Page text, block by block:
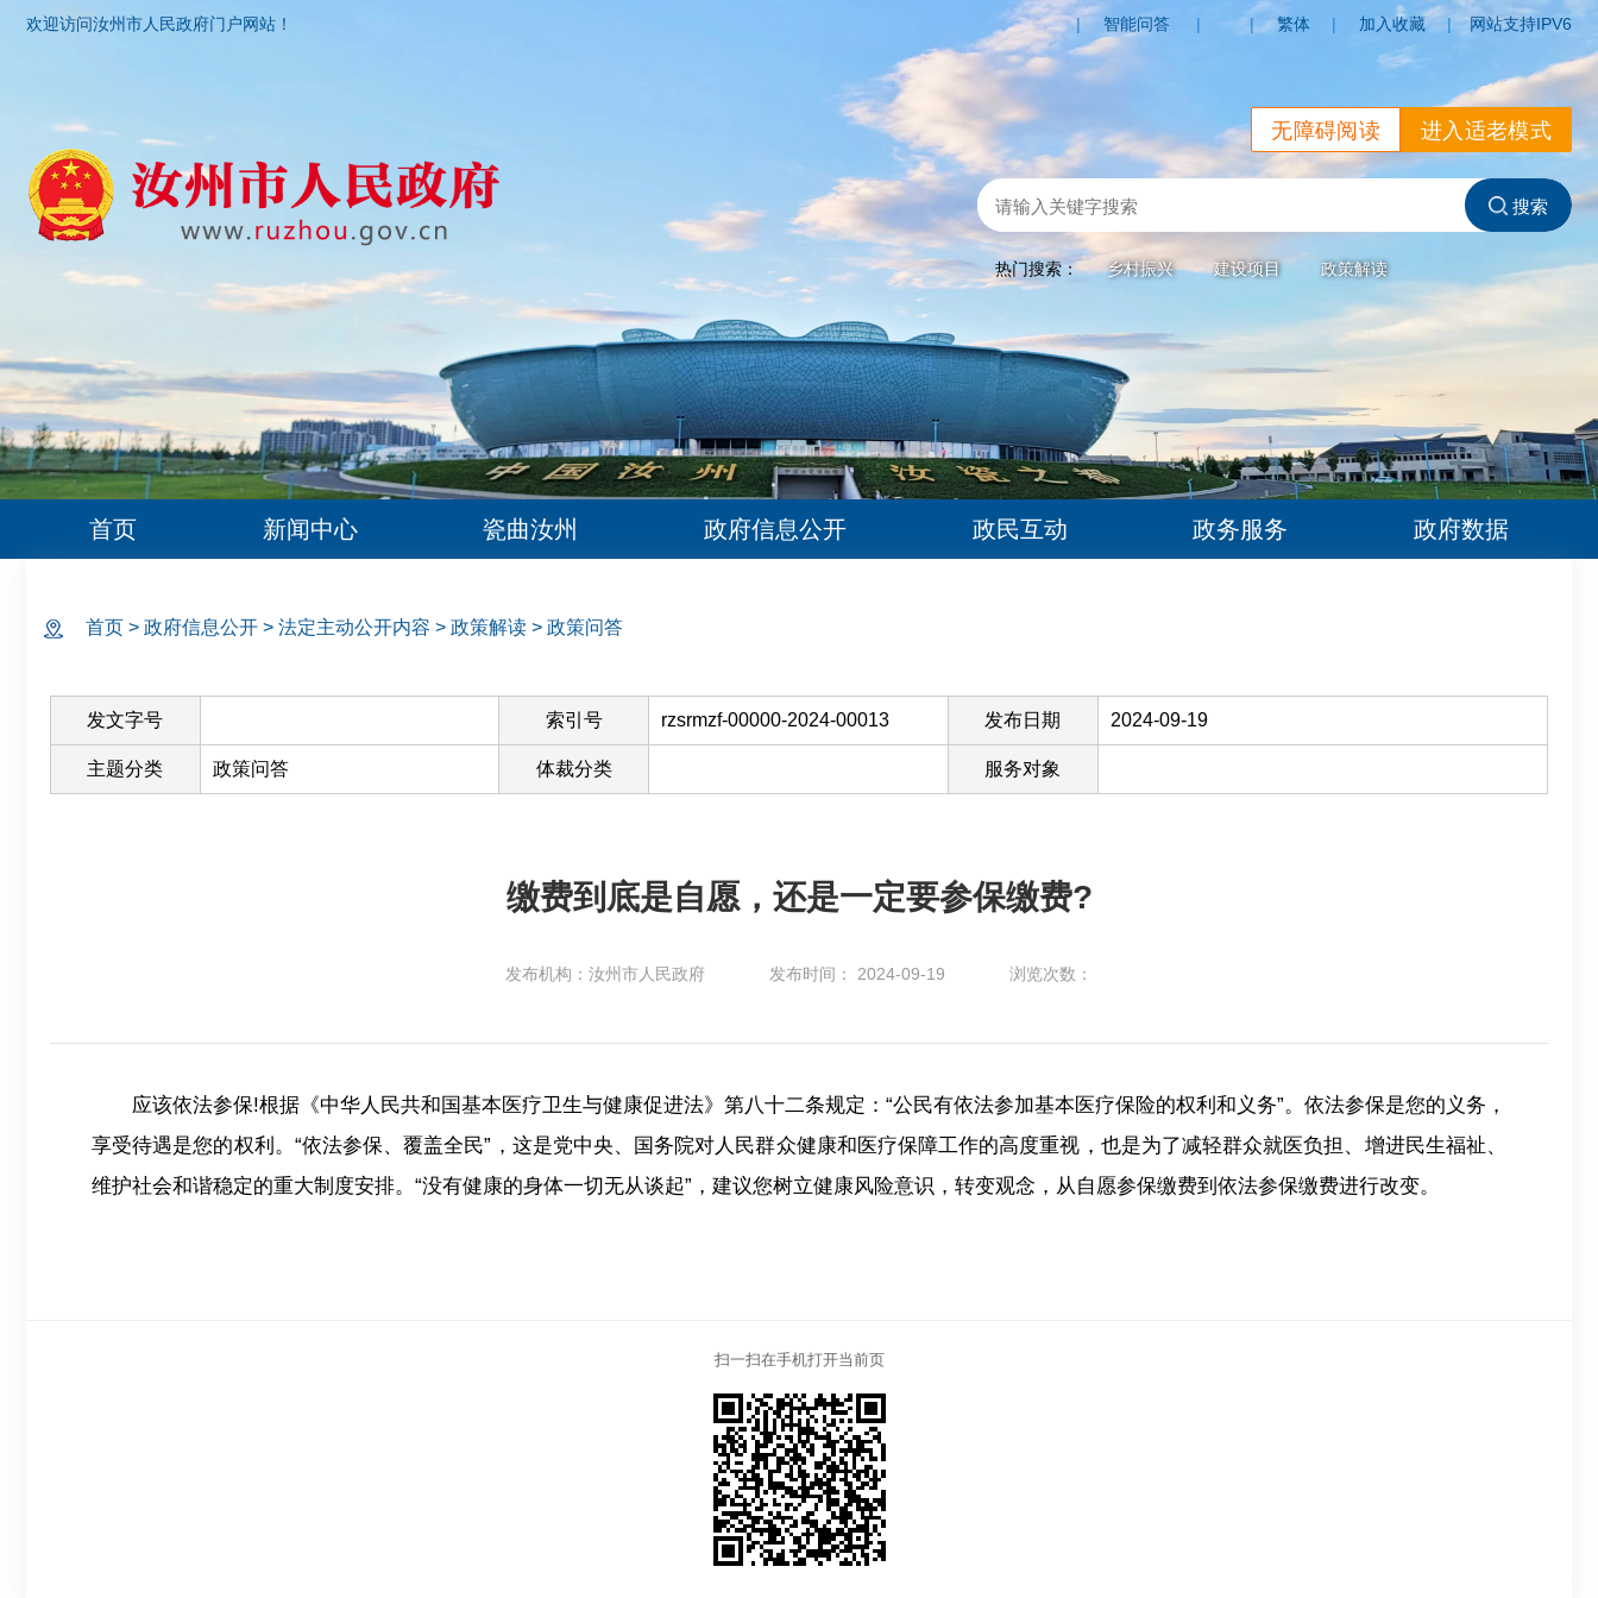
欢迎访问汝州市人民政府门户网站！ | 智能问答 | | 繁体 | 加入收藏 | 网站支持IPV6
进入适老模式
无障碍阅读
热门搜索： 乡村振兴 建设项目 政策解读
首页 新闻中心 瓷曲汝州 政府信息公开 政民互动 政务服务 政府数据
首页 > 政府信息公开 > 法定主动公开内容 > 政策解读 > 政策问答
发文字号 索引号 rzsrmzf-00000-2024-00013 发布日期 2024-09-19
主题分类 政策问答 体裁分类 服务对象
缴费到底是自愿，还是一定要参保缴费?
发布机构：汝州市人民政府 发布时间： 2024-09-19 浏览次数：
应该依法参保!根据《中华人民共和国基本医疗卫生与健康促进法》第八十二条规定：“公民有依法参加基本医疗保险的权利和义务”。依法参保是您的义务，
享受待遇是您的权利。“依法参保、覆盖全民”，这是党中央、国务院对人民群众健康和医疗保障工作的高度重视，也是为了减轻群众就医负担、增进民生福祉、
维护社会和谐稳定的重大制度安排。“没有健康的身体一切无从谈起”，建议您树立健康风险意识，转变观念，从自愿参保缴费到依法参保缴费进行改变。
扫一扫在手机打开当前页